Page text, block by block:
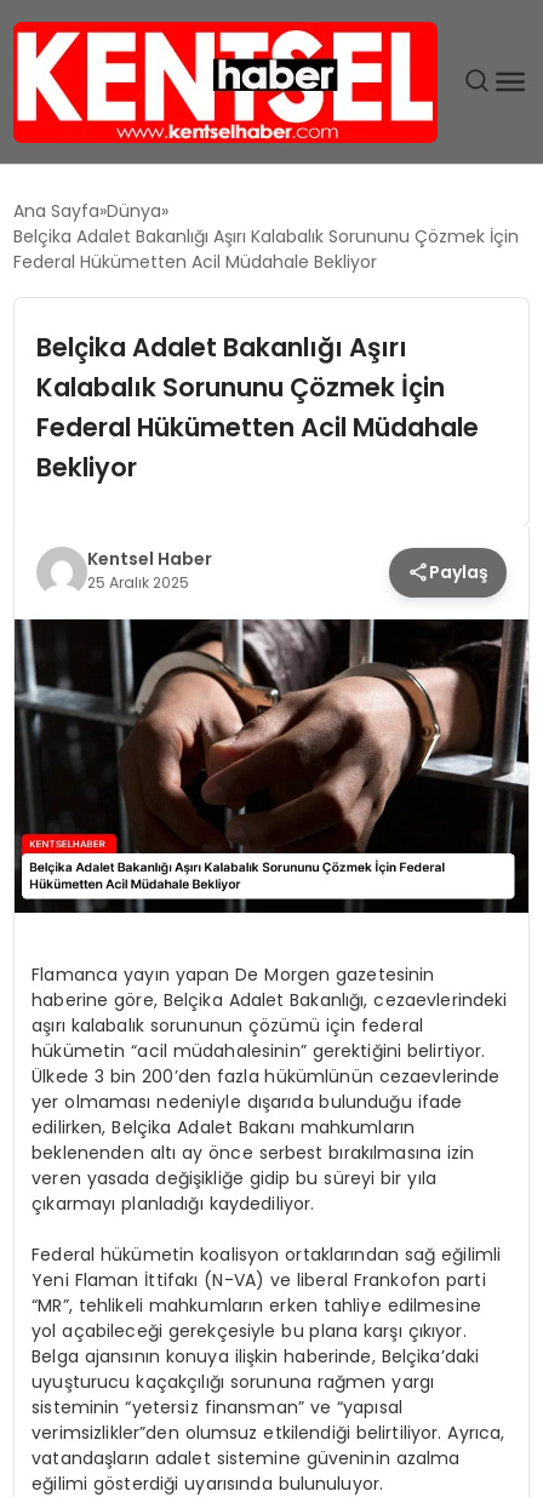
GÜNDEM
EĞITIM
TEKNOLOJI
KÜLTÜR & SANAT
SPOR
SAĞLIK
Ana Sayfa Dünya
Belçika Adalet Bakanlığı Aşırı Kalabalık Sorununu Çözmek İçin
Federal Hükümetten Acil Müdahale Bekliyor
Belçika Adalet Bakanlığı Aşırı
Kalabalık Sorununu Çözmek İçin
Federal Hükümetten Acil Müdahale
Bekliyor
Kentsel Haber
25 Aralık 2025 Paylaş
Flamanca yayın yapan De Morgen gazetesinin
haberine göre, Belçika Adalet Bakanlığı, cezaevlerindeki
aşırı kalabalık sorununun çözümü için federal
hükümetin “acil müdahalesinin” gerektiğini belirtiyor.
Ülkede 3 bin 200’den fazla hükümlünün cezaevlerinde
yer olmaması nedeniyle dışarıda bulunduğu ifade
edilirken, Belçika Adalet Bakanı mahkumların
beklenenden altı ay önce serbest bırakılmasına izin
veren yasada değişikliğe gidip bu süreyi bir yıla
çıkarmayı planladığı kaydediliyor.
Federal hükümetin koalisyon ortaklarından sağ eğilimli
Yeni Flaman İttifakı (N-VA) ve liberal Frankofon parti
“MR”, tehlikeli mahkumların erken tahliye edilmesine
yol açabileceği gerekçesiyle bu plana karşı çıkıyor.
Belga ajansının konuya ilişkin haberinde, Belçika’daki
uyuşturucu kaçakçılığı sorununa rağmen yargı
sisteminin “yetersiz finansman” ve “yapısal
verimsizlikler”den olumsuz etkilendiği belirtiliyor. Ayrıca,
vatandaşların adalet sistemine güveninin azalma
eğilimi gösterdiği uyarısında bulunuluyor.